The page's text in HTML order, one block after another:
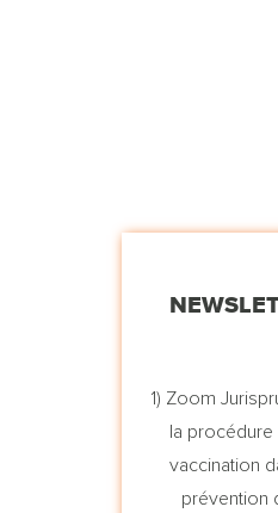
1) Zoom
la
vaccination
prévention